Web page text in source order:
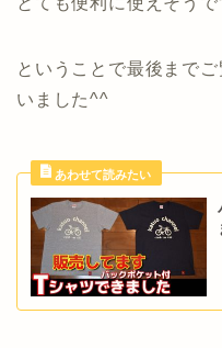
ということで最後まで
いました^^